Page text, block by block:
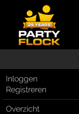
Inloggen
Registreren
Overzicht